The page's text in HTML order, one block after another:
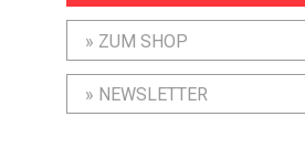
» ZUM SHOP
» NEWSLETTER